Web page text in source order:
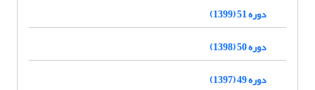
دوره 51 (1399)
دوره 50 (1398)
دوره 49 (1397)